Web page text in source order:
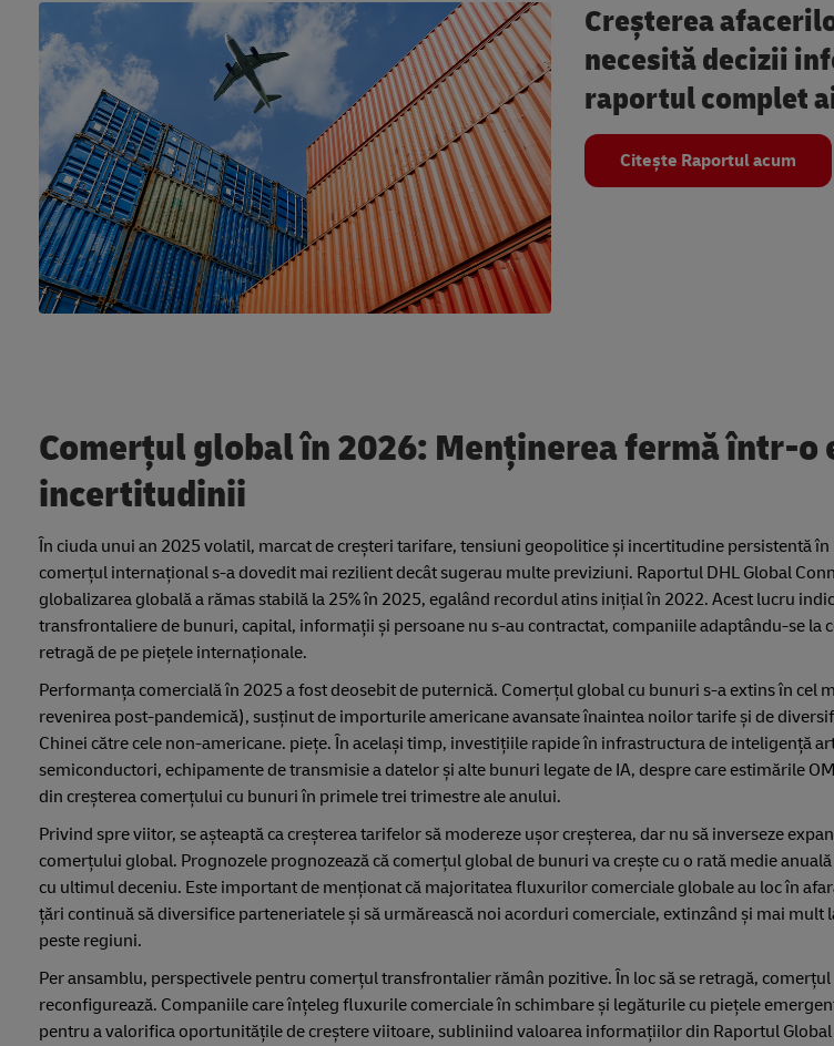
Creșterea
necesită decizii
raportul complet
Citește Raportul acum
Comerțul global în 2026: Menținerea fermă într-o
incertitudinii
În ciuda unui an 2025 volatil, marcat de creșteri tarifare, tensiuni geopolitice și incertitudine persistentă
comerțul internațional s-a dovedit mai rezilient decât sugerau multe previziuni. Raportul DHL Global
globalizarea globală a rămas stabilă la 25% în 2025, egalând recordul atins inițial în 2022. Acest lucru
transfrontaliere de bunuri, capital, informații și persoane nu s-au contractat, companiile adaptându-se la
retragă de pe piețele internaționale.
Performanța comercială în 2025 a fost deosebit de puternică. Comerțul global cu bunuri s-a extins în cel
revenirea post-pandemică), susținut de importurile americane avansate înaintea noilor tarife și de
Chinei către cele non-americane. piețe. În același timp, investițiile rapide în infrastructura de inteligență
semiconductori, echipamente de transmisie a datelor și alte bunuri legate de IA, despre care estimările
din creșterea comerțului cu bunuri în primele trei trimestre ale anului.
Privind spre viitor, se așteaptă ca creșterea tarifelor să modereze ușor creșterea, dar nu să inverseze
comerțului global. Prognozele prognozează că comerțul global de bunuri va crește cu o rată medie
cu ultimul deceniu. Este important de menționat că majoritatea fluxurilor comerciale globale au loc în
țări continuă să diversifice parteneriatele și să urmărească noi acorduri comerciale, extinzând și mai
peste regiuni.
Per ansamblu, perspectivele pentru comerțul transfrontalier rămân pozitive. În loc să se retragă, comerțul
reconfigurează. Companiile care înțeleg fluxurile comerciale în schimbare și legăturile cu piețele
pentru a valorifica oportunitățile de creștere viitoare, subliniind valoarea informațiilor din Raportul